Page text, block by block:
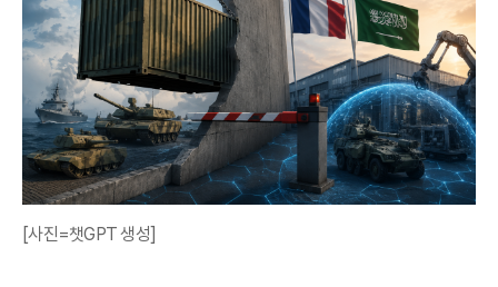
[사진=챗GPT 생성]